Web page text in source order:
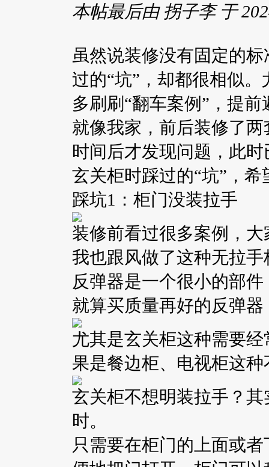
本帖最后由 拐子李 于
虽然说装修没有固定的
过的“坑”，却都很相似
多刷刷“翻车案例”，提前
就像我家，前后装修了
时间后才发现问题，此
玄关柜时踩过的“坑”，
踩坑1：柜门没装拉手
装修前看过很多案例，
我也跟风做了这种无拉
反弹器是一个很小的部
就算买质量再好的反弹
尤其是玄关柜这种需要
果是餐边柜、电视柜这
玄关柜不想明装拉手？
时。
只需要在柜门的上面或